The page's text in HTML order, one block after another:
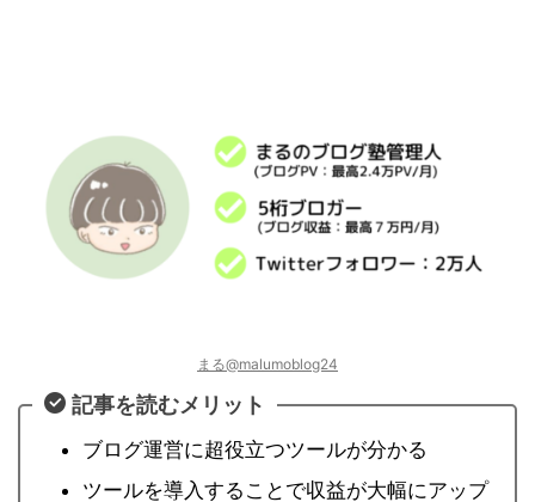
まる@malumoblog24
記事を読むメリット
ブログ運営に超役立つツールが分かる
ツールを導入することで収益が大幅にアップ